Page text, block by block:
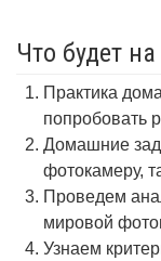
Что будет на
Практика
попробовать
Домашние
фотокамеру,
Проведем
мировой
Узнаем